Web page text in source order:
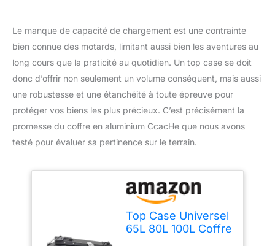
Le manque de capacité de chargement est une contrainte
bien connue des motards, limitant aussi bien les aventures au
long cours que la praticité au quotidien. Un top case se doit
donc d’offrir non seulement un volume conséquent, mais aussi
une robustesse et une étanchéité à toute épreuve pour
protéger vos biens les plus précieux. C’est précisément la
promesse du coffre en aluminium CcacHe que nous avons
testé pour évaluer sa pertinence sur le terrain.
Top Case Universel
65L 80L 100L Coffre